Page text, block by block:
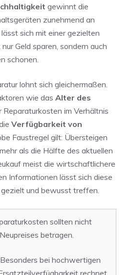
gewinnt die
zunehmend an
sich mit einer gezielten
Geld sparen, sondern auch
schonen.
lohnt sich gleichermaßen.
wie das Alter des
Reparaturkosten im Verhältnis
Verfügbarkeit von
Faustregel gilt: Übersteigen
als die Hälfte des aktuellen
meist die wirtschaftlichere
Informationen lässt sich diese
und bewusst treffen.
sollten nicht
betragen.
Besonders bei hochwertigen
rechnet